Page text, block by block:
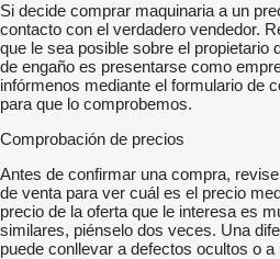
Si decide comprar maquinaria a un
contacto con el verdadero vendedor.
que le sea posible sobre el propietario
de engaño es presentarse como
infórmenos mediante el formulario de
para que lo comprobemos.
Comprobación de precios
Antes de confirmar una compra,
de venta para ver cuál es el precio
precio de la oferta que le interesa es
similares, piénselo dos veces. Una
puede conllevar a defectos ocultos o